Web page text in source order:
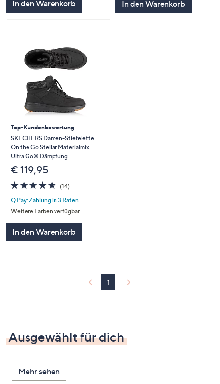
In den Warenkorb In den Warenkorb
Top-Kundenbewertung
SKECHERS Damen-Stiefelette
On the Go Stellar Materialmix
Ultra Go® Dämpfung
€ 119,95
4.5
von
5
(14)14
Q Pay: Zahlung in 3 Raten
Weitere Farben verfügbar
In den Warenkorb
1
Ausgewählt für dich
Mehr sehen